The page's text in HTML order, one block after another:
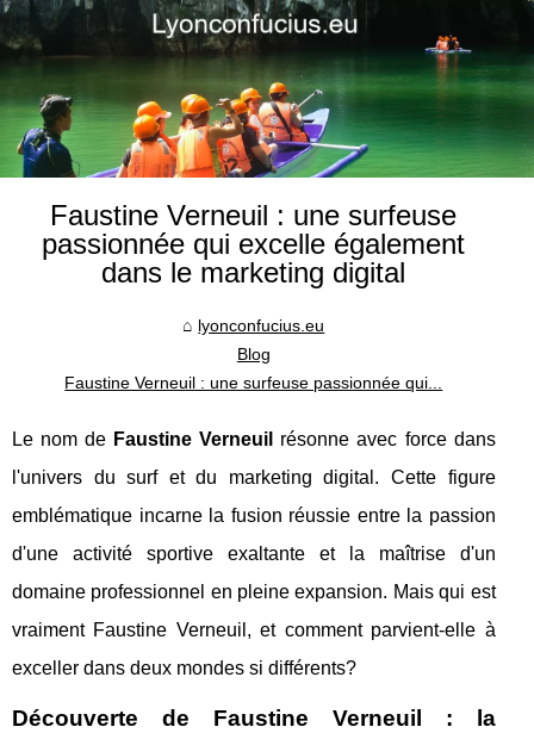
Faustine Verneuil : une surfeuse
passionnée qui excelle également
dans le marketing digital
lyonconfucius.eu
Blog
Faustine Verneuil : une surfeuse passionnée qui...
Le nom de Faustine Verneuil
résonne avec force dans
l'univers du surf et du marketing digital. Cette figure
emblématique incarne la fusion réussie entre la passion
d'une activité sportive exaltante et la maîtrise d'un
domaine professionnel en pleine expansion. Mais qui est
vraiment Faustine Verneuil, et comment parvient-elle à
exceller dans deux mondes si différents?
Découverte de Faustine Verneuil : la